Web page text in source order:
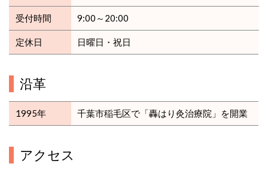
受付時間 9:00～20:00
定休日 日曜日・祝日
沿革
1995年 千葉市稲毛区で「轟はり灸治療院」を開業
アクセス